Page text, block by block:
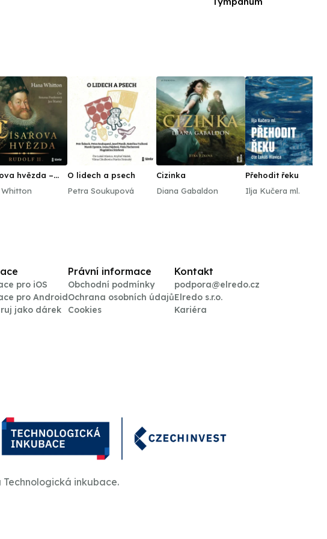
hvězda –
Whitton
O lidech a psech
Petra Soukupová
Cizinka
Diana Gabaldon
Přehodit řeku
Ilja Kučera ml.
pro iOS
pro Android
jako dárek
Právní informace
Obchodní podmínky
Ochrana osobních údajů
Cookies
Kontakt
podpora@elredo.cz
Elredo s.r.o.
Kariéra
inkubace.